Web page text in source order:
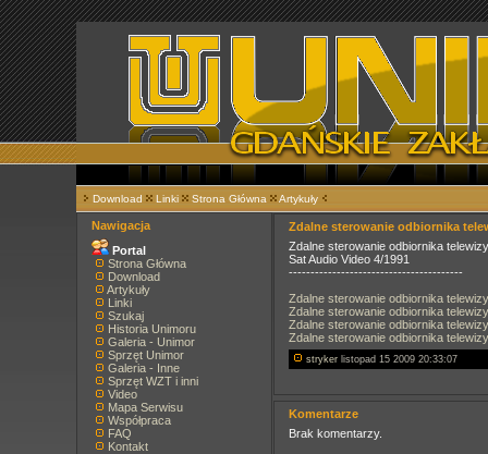
Download Linki Strona Główna Artykuły
Nawigacja
Portal
Strona Główna
Download
Artykuły
Linki
Szukaj
Historia Unimoru
Galeria - Unimor
Sprzęt Unimor
Galeria - Inne
Sprzęt WZT i inni
Video
Mapa Serwisu
Współpraca
FAQ
Kontakt
Zdalne sterowanie odbiornika
Zdalne sterowanie odbiornika
Sat Audio Video 4/1991
----------------------------------------
Zdalne sterowanie odbiornika
Zdalne sterowanie odbiornika
Zdalne sterowanie odbiornika
Zdalne sterowanie odbiornika
stryker listopad 15 2009 20:33:07
Komentarze
Brak komentarzy.